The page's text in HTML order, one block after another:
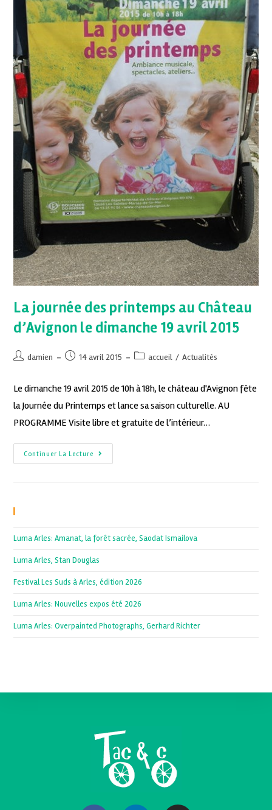
La journée des printemps au Château
d’Avignon le dimanche 19 avril 2015
damien 14 avril 2015 accueil / Actualités
Le dimanche 19 avril 2015 de 10h à 18h, le château d'Avignon fête
la Journée du Printemps et lance sa saison culturelle. AU
PROGRAMME Visite libre et gratuite de l’intérieur…
Continuer La Lecture
Luma Arles: Amanat, la forêt sacrée, Saodat Ismailova
Luma Arles, Stan Douglas
Festival Les Suds à Arles, édition 2026
Luma Arles: Nouvelles expos été 2026
Luma Arles: Overpainted Photographs, Gerhard Richter